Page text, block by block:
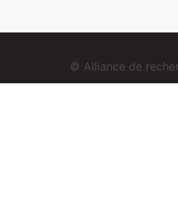
© Alliance de